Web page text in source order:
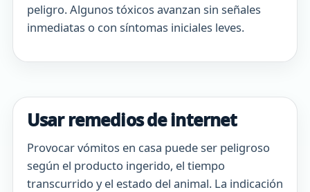
peligro. Algunos tóxicos avanzan sin señales
inmediatas o con síntomas iniciales leves.
Usar remedios de internet
Provocar vómitos en casa puede ser peligroso
según el producto ingerido, el tiempo
transcurrido y el estado del animal. La indicación